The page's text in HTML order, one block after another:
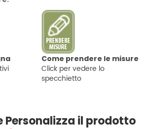
Come prendere le misure
Click per vedere lo
specchietto
Personalizza il prodotto